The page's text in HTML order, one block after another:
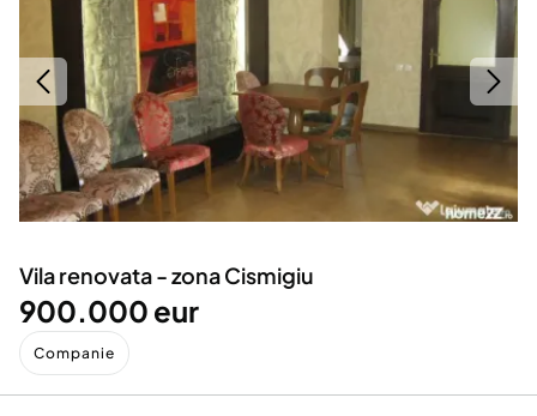
Servicii
Animale de companie
Afaceri și echipamente profesionale
Inchiriere Bunuri si Vehicule
Utilaje agricole si industriale
Piese auto si accesorii
Dacia Duster
Vila renovata - zona Cismigiu
900.000 eur
Companie